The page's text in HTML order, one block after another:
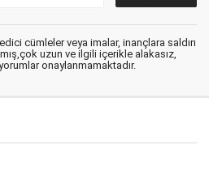
cümleler veya imalar, inançlara saldırı
uzun ve ilgili içerikle alakasız,
onaylanmamaktadır.